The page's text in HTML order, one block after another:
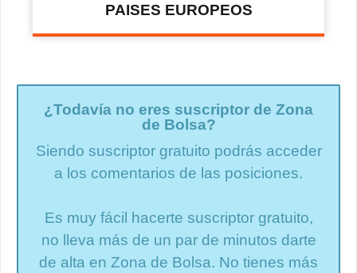
PAISES EUROPEOS
¿Todavía no eres suscriptor de Zona
de Bolsa?
Siendo suscriptor gratuito podrás acceder
a los comentarios de las posiciones.
Es muy fácil hacerte suscriptor gratuito,
no lleva más de un par de minutos darte
de alta en Zona de Bolsa. No tienes más